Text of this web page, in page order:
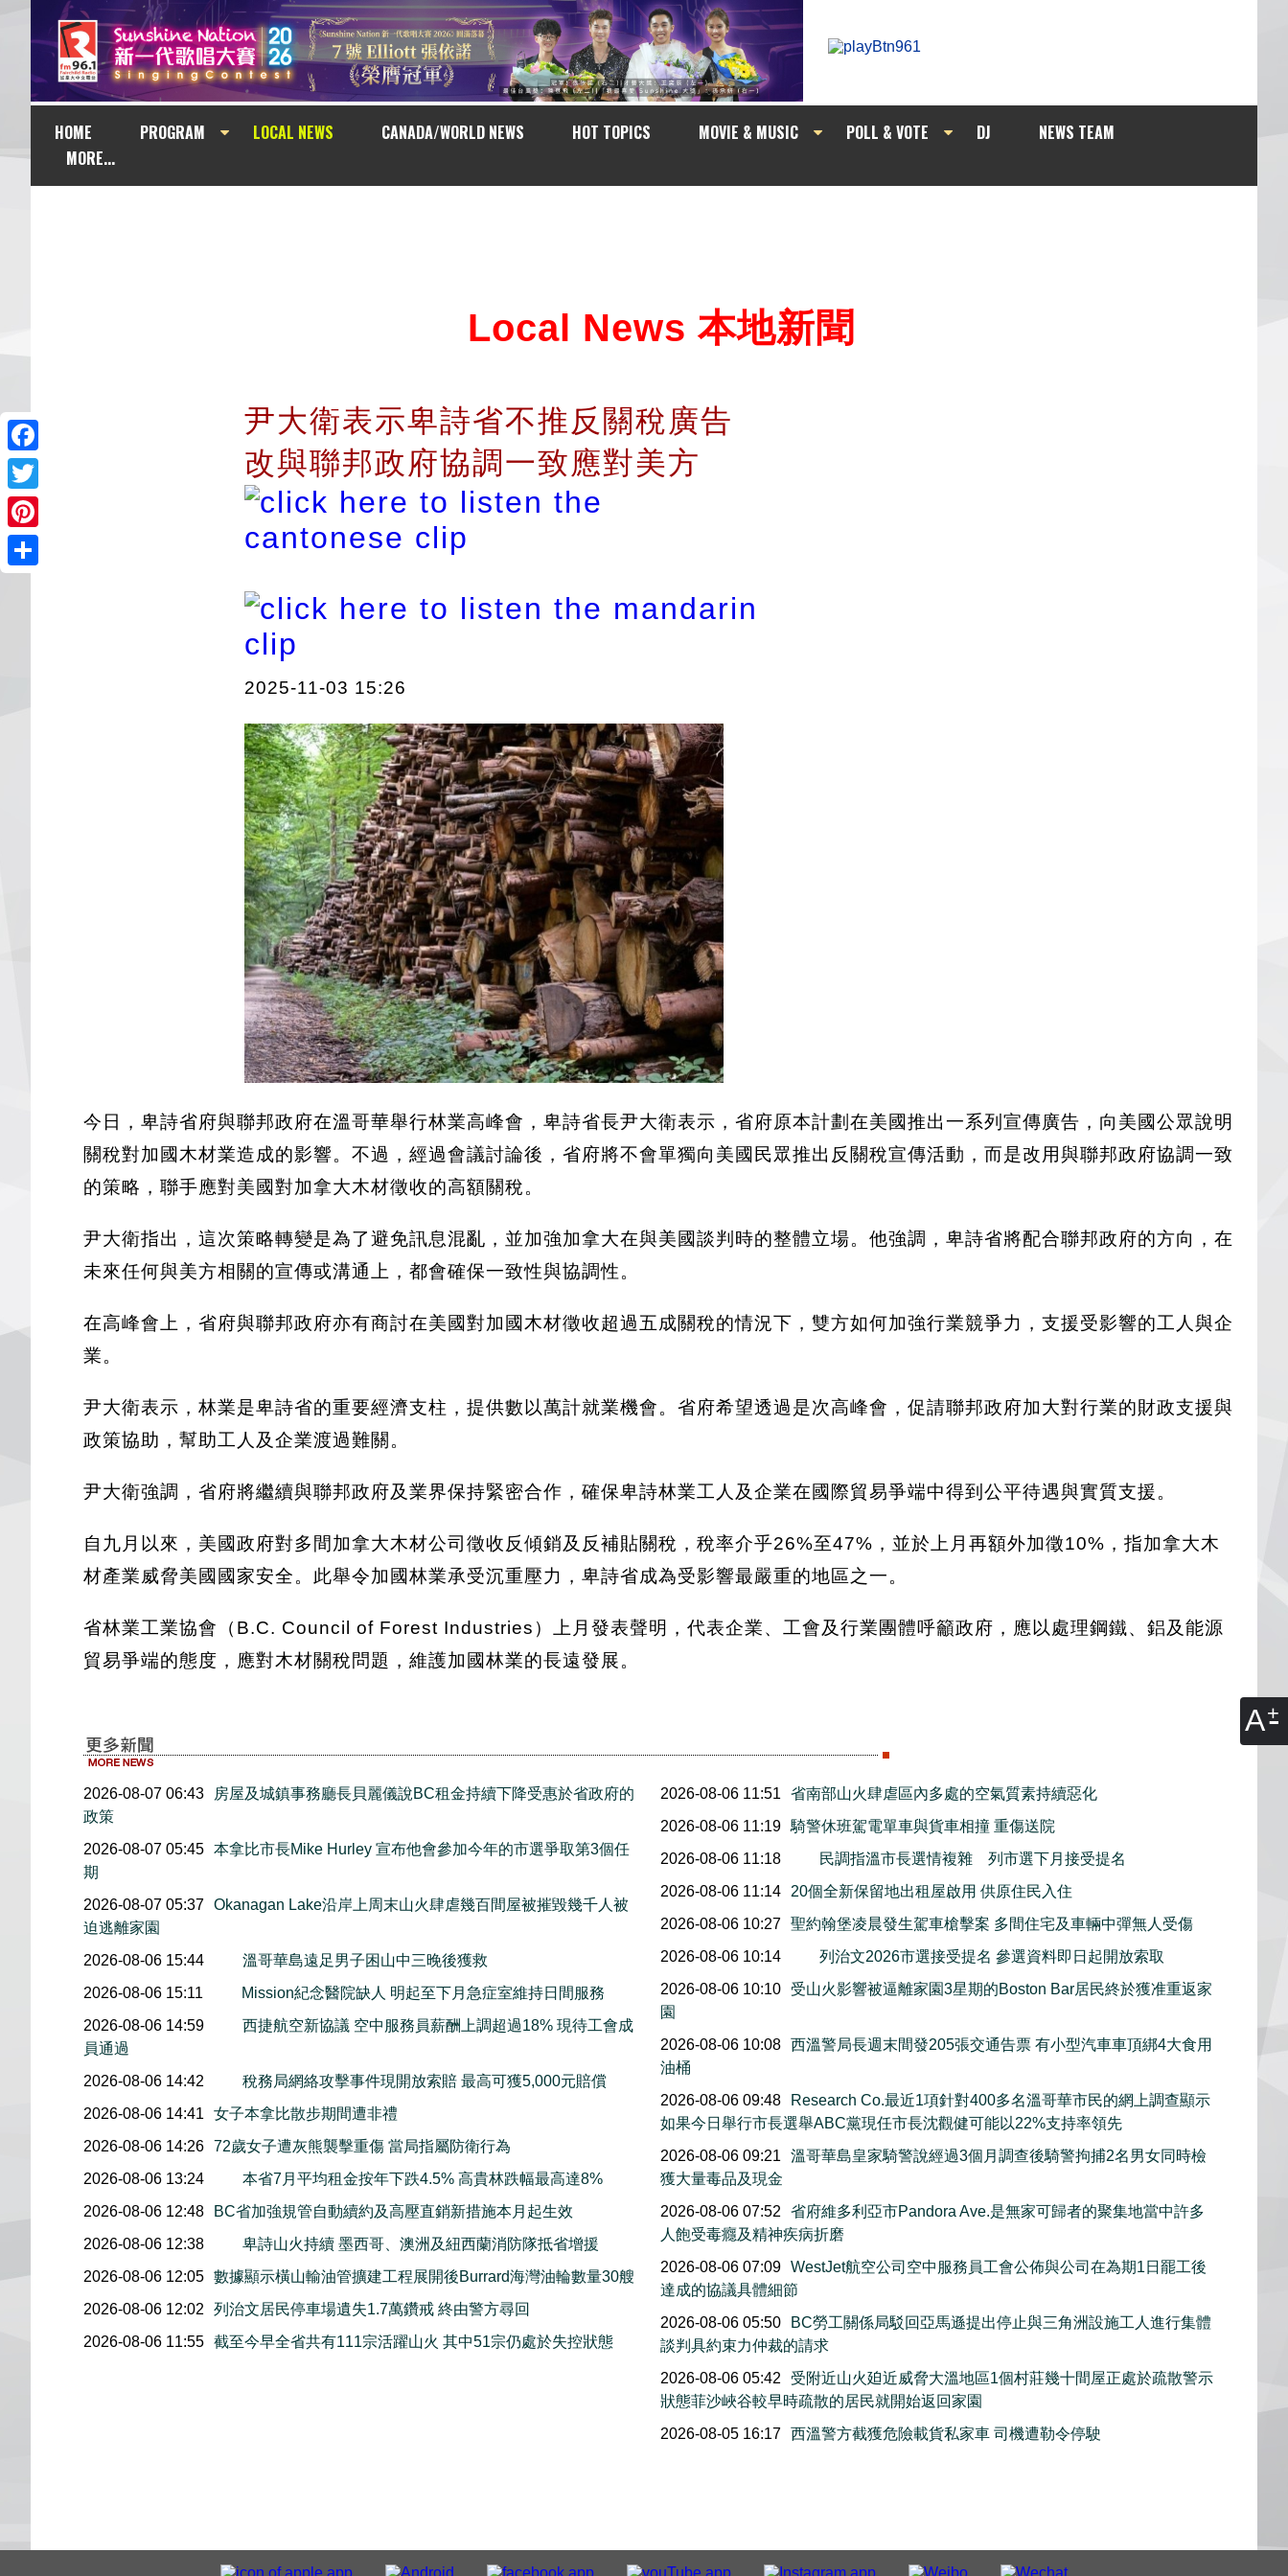
A
HOME PROGRAM LOCAL NEWS CANADA/WORLD NEWS HOT TOPICS MOVIE & MUSIC POLL & VOTE DJ
NEWS TEAM
MORE...
Facebook
Twitter
Pinterest
Local News 本地新聞
尹大衛表示卑詩省不推反關稅廣告
改與聯邦政府協調一致應對美方
2025-11-03 15:26
今日，卑詩省府與聯邦政府在溫哥華舉行林業高峰會，卑詩省長尹大衛表示，省府原本計劃在美國推出一系列宣傳廣告，向美國公眾說明
關稅對加國木材業造成的影響。不過，經過會議討論後，省府將不會單獨向美國民眾推出反關稅宣傳活動，而是改用與聯邦政府協調一致
的策略，聯手應對美國對加拿大木材徵收的高額關稅。
尹大衛指出，這次策略轉變是為了避免訊息混亂，並加強加拿大在與美國談判時的整體立場。他強調，卑詩省將配合聯邦政府的方向，在
未來任何與美方相關的宣傳或溝通上，都會確保一致性與協調性。
在高峰會上，省府與聯邦政府亦有商討在美國對加國木材徵收超過五成關稅的情況下，雙方如何加強行業競爭力，支援受影響的工人與企
業。
尹大衛表示，林業是卑詩省的重要經濟支柱，提供數以萬計就業機會。省府希望透過是次高峰會，促請聯邦政府加大對行業的財政支援與
政策協助，幫助工人及企業渡過難關。
尹大衛強調，省府將繼續與聯邦政府及業界保持緊密合作，確保卑詩林業工人及企業在國際貿易爭端中得到公平待遇與實質支援。
自九月以來，美國政府對多間加拿大木材公司徵收反傾銷及反補貼關稅，稅率介乎26%至47%，並於上月再額外加徵10%，指加拿大木
材產業威脅美國國家安全。此舉令加國林業承受沉重壓力，卑詩省成為受影響最嚴重的地區之一。
省林業工業協會（B.C. Council of Forest Industries）上月發表聲明，代表企業、工會及行業團體呼籲政府，應以處理鋼鐵、鋁及能源
貿易爭端的態度，應對木材關稅問題，維護加國林業的長遠發展。
2026-08-07 06:43
房屋及城鎮事務廳長貝麗儀說BC租金持續下降受惠於省政府的
政策
2026-08-07 05:45 本拿比市長Mike Hurley 宣布他會參加今年的市選爭取第3個任
期
2026-08-07 05:37 Okanagan Lake沿岸上周末山火肆虐幾百間屋被摧毀幾千人被
迫逃離家園
2026-08-06 15:44
溫哥華島遠足男子困山中三晚後獲救
2026-08-06 15:11
Mission紀念醫院缺人 明起至下月急症室維持日間服務
2026-08-06 14:59
西捷航空新協議 空中服務員薪酬上調超過18% 現待工會成
員通過
2026-08-06 14:42
稅務局網絡攻擊事件現開放索賠 最高可獲5,000元賠償
2026-08-06 14:41
女子本拿比散步期間遭非禮
2026-08-06 14:26 72歲女子遭灰熊襲擊重傷 當局指屬防衛行為
2026-08-06 13:24
本省7月平均租金按年下跌4.5% 高貴林跌幅最高達8%
2026-08-06 12:48
BC省加強規管自動續約及高壓直銷新措施本月起生效
2026-08-06 12:38
卑詩山火持續 墨西哥、澳洲及紐西蘭消防隊抵省增援
2026-08-06 12:05 數據顯示橫山輸油管擴建工程展開後Burrard海灣油輪數量30艘
2026-08-06 12:02
列治文居民停車場遺失1.7萬鑽戒 終由警方尋回
2026-08-06 11:55 截至今早全省共有111宗活躍山火 其中51宗仍處於失控狀態
2026-08-06 11:51
省南部山火肆虐區內多處的空氣質素持續惡化
2026-08-06 11:19
騎警休班駕電單車與貨車相撞 重傷送院
2026-08-06 11:18
民調指溫市長選情複雜 列市選下月接受提名
2026-08-06 11:14
20個全新保留地出租屋啟用 供原住民入住
2026-08-06 10:27
聖約翰堡凌晨發生駕車槍擊案 多間住宅及車輛中彈無人受傷
2026-08-06 10:14
列治文2026市選接受提名 參選資料即日起開放索取
2026-08-06 10:10
受山火影響被逼離家園3星期的Boston Bar居民終於獲准重返家
園
2026-08-06 10:08
西溫警局長週末間發205張交通告票 有小型汽車車頂綁4大食用
油桶
2026-08-06 09:48
Research Co.最近1項針對400多名溫哥華市民的網上調查顯示
如果今日舉行市長選舉ABC黨現任市長沈觀健可能以22%支持率領先
2026-08-06 09:21
溫哥華島皇家騎警說經過3個月調查後騎警拘捕2名男女同時檢
獲大量毒品及現金
2026-08-06 07:52
省府維多利亞市Pandora Ave.是無家可歸者的聚集地當中許多
人飽受毒癮及精神疾病折磨
2026-08-06 07:09
WestJet航空公司空中服務員工會公佈與公司在為期1日罷工後
達成的協議具體細節
2026-08-06 05:50
BC勞工關係局駁回亞馬遜提出停止與三角洲設施工人進行集體
談判具約束力仲裁的請求
2026-08-06 05:42
受附近山火廹近威脅大溫地區1個村莊幾十間屋正處於疏散警示
狀態菲沙峽谷較早時疏散的居民就開始返回家園
2026-08-05 16:17
西溫警方截獲危險載貨私家車 司機遭勒令停駛